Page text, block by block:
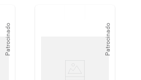
Patrocinado Patrocinado